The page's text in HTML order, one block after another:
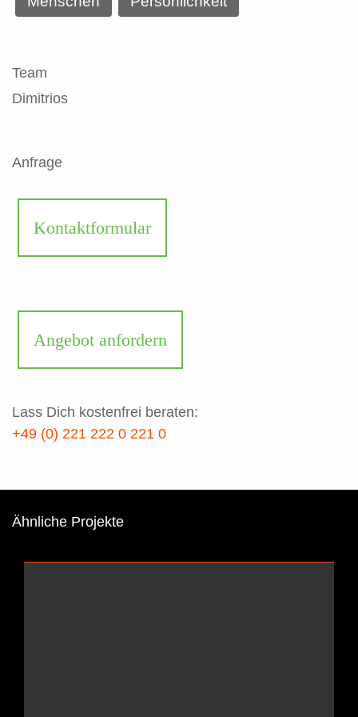
Team
Dimitrios
Anfrage
Kontaktformular
Angebot anfordern
Lass Dich kostenfrei beraten:
+49 (0) 221 222 0 221 0
Ähnliche Projekte